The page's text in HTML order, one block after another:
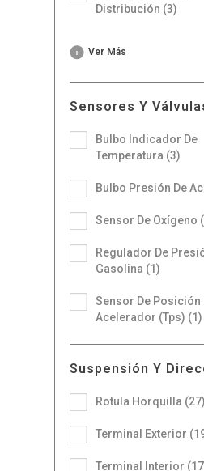
Distribución (3)
Ver Más
Sensores Y
Bulbo Indicador De
Temperatura (3)
Bulbo Presión De
Sensor De Oxígeno
Regulador De
Gasolina (1)
Sensor De Posición
Acelerador (Tps) (1)
Suspensión Y
Rotula Horquilla (27)
Terminal Exterior
Terminal Interior